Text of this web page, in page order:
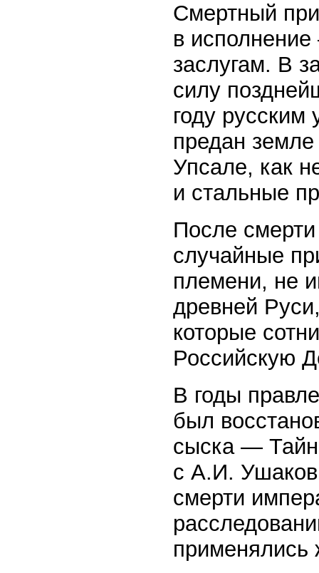
Смертный
в
заслугам. В
силу
году
предан земле
Упсале, как
и стальные
После
случайные
племени, не
древней
которые
Российскую
В годы
был
сыска —
с А.И.
смерти
применялись